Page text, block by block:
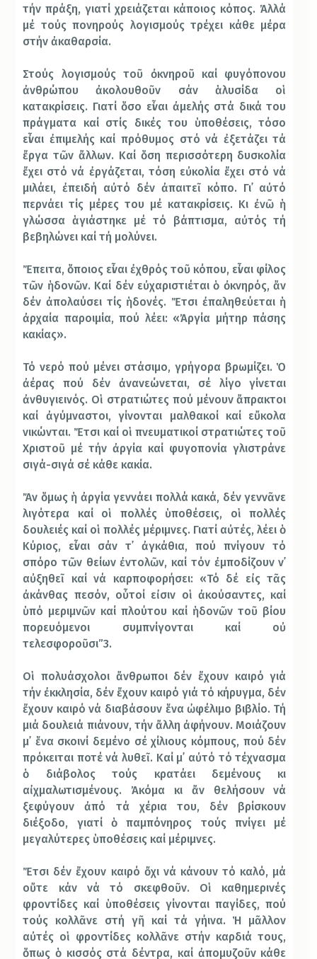
τήν πράξη, γιατί χρειάζεται κάποιος κόπος. Ἀλλά
μέ τούς πονηρούς λογισμούς τρέχει κάθε μέρα
στήν ἀκαθαρσία.
Στούς λογισμούς τοῦ ὀκνηροῦ καί φυγόπονου
ἀνθρώπου ἀκολουθοῦν σάν ἁλυσίδα οἱ
κατακρίσεις. Γιατί ὅσο εἶναι ἀμελής στά δικά του
πράγματα καί στίς δικές του ὑποθέσεις, τόσο
εἶναι ἐπιμελής καί πρόθυμος στό νά ἐξετάζει τά
ἔργα τῶν ἄλλων. Καί ὅση περισσότερη δυσκολία
ἔχει στό νά ἐργάζεται, τόση εὐκολία ἔχει στό νά
μιλάει, ἐπειδή αὐτό δέν ἀπαιτεῖ κόπο. Γι᾿ αὐτό
περνάει τίς μέρες του μέ κατακρίσεις. Κι ἐνῶ ἡ
γλώσσα ἁγιάστηκε μέ τό βάπτισμα, αὐτός τή
βεβηλώνει καί τή μολύνει.
Ἔπειτα, ὅποιος εἶναι ἐχθρός τοῦ κόπου, εἶναι φίλος
τῶν ἡδονῶν. Καί δέν εὐχαριστιέται ὁ ὀκνηρός, ἄν
δέν ἀπολαύσει τίς ἡδονές. Ἔτσι ἐπαληθεύεται ἡ
ἀρχαία παροιμία, πού λέει: «Ἀργία μήτηρ πάσης
κακίας».
Τό νερό πού μένει στάσιμο, γρήγορα βρωμίζει. Ὁ
ἀέρας πού δέν ἀνανεώνεται, σέ λίγο γίνεται
ἀνθυγιεινός. Οἱ στρατιώτες πού μένουν ἄπρακτοι
καί ἀγύμναστοι, γίνονται μαλθακοί καί εὔκολα
νικώνται. Ἔτσι καί οἱ πνευματικοί στρατιώτες τοῦ
Χριστοῦ μέ τήν ἀργία καί φυγοπονία γλιστράνε
σιγά-σιγά σέ κάθε κακία.
Ἄν ὅμως ἡ ἀργία γεννάει πολλά κακά, δέν γεννᾶνε
λιγότερα καί οἱ πολλές ὑποθέσεις, οἱ πολλές
δουλειές καί οἱ πολλές μέριμνες. Γιατί αὐτές, λέει ὁ
Κύριος, εἶναι σάν τ᾿ ἀγκάθια, πού πνίγουν τό
σπόρο τῶν θείων ἐντολῶν, καί τόν ἐμποδίζουν ν᾿
αὐξηθεῖ καί νά καρποφορήσει: «Τό δέ εἰς τᾶς
ἀκάνθας πεσόν, οὗτοί εἰσιν οἱ ἀκούσαντες, καί
ὑπό μεριμνῶν καί πλούτου καί ἡδονῶν τοῦ βίου
πορευόμενοι συμπνίγονται καί οὐ
τελεσφοροῦσι”3.
Οἱ πολυάσχολοι ἄνθρωποι δέν ἔχουν καιρό γιά
τήν ἐκκλησία, δέν ἔχουν καιρό γιά τό κήρυγμα, δέν
ἔχουν καιρό νά διαβάσουν ἕνα ὠφέλιμο βιβλίο. Τή
μιά δουλειά πιάνουν, τήν ἄλλη ἀφήνουν. Μοιάζουν
μ᾿ ἕνα σκοινί δεμένο σέ χίλιους κόμπους, πού δέν
πρόκειται ποτέ νά λυθεῖ. Καί μ᾿ αὐτό τό τέχνασμα
ὁ διάβολος τούς κρατάει δεμένους κι
αἰχμαλωτισμένους. Ἀκόμα κι ἄν θελήσουν νά
ξεφύγουν ἀπό τά χέρια του, δέν βρίσκουν
διέξοδο, γιατί ὁ παμπόνηρος τούς πνίγει μέ
μεγαλύτερες ὑποθέσεις καί μέριμνες.
Ἔτσι δέν ἔχουν καιρό ὄχι νά κάνουν τό καλό, μά
οὔτε κάν νά τό σκεφθοῦν. Οἱ καθημερινές
φροντίδες καί ὑποθέσεις γίνονται παγίδες, πού
τούς κολλᾶνε στή γῆ καί τά γήινα. Ἡ μᾶλλον
αὐτές οἱ φροντίδες κολλᾶνε στήν καρδιά τους,
ὅπως ὁ κισσός στά δέντρα, καί ἀπομυζοῦν κάθε